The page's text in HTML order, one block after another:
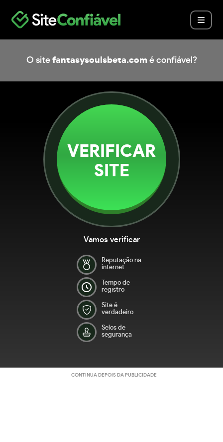
O site fantasysoulsbeta.com é confiável?
VERIFICAR
SITE
Vamos verificar
Reputação na
internet
Tempo de
registro
Site é
verdadeiro
Selos de
segurança
CONTINUA DEPOIS DA PUBLICIDADE